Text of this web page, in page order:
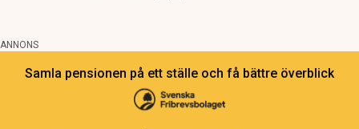
ANNONS
Samla pensionen på ett ställe och få bättre överblick